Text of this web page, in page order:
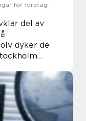
del av
dyker de
är ett